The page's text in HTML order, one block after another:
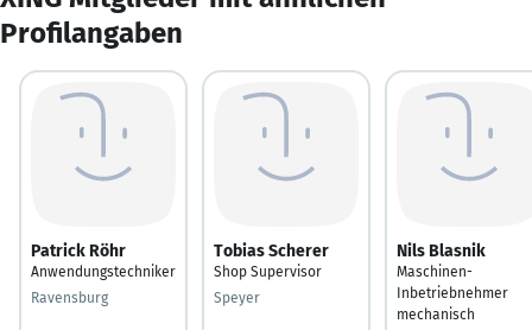
Profilangaben
Patrick Röhr
Anwendungstechniker
Ravensburg
Tobias Scherer
Shop Supervisor
Speyer
Nils Blasnik
Maschinen-
Inbetriebnehmer
mechanisch